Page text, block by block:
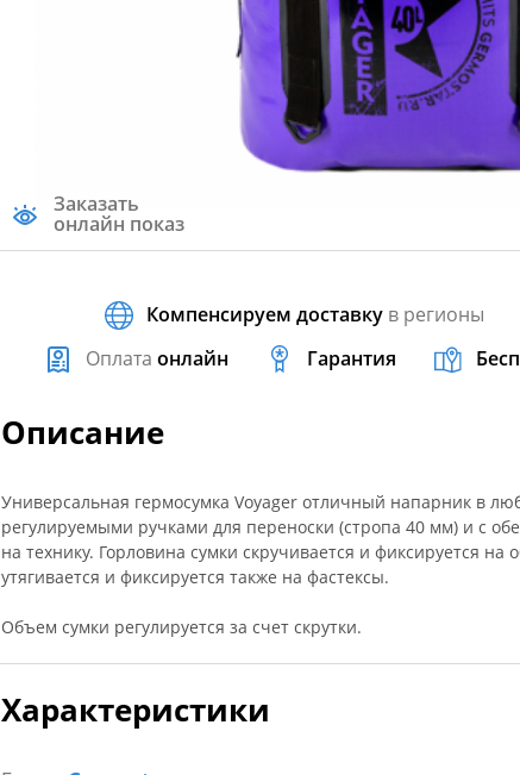
Заказать
онлайн показ
Компенсируем доставку в регионы
Оплата онлайн Гарантия
Описание
Универсальная гермосумка Voyager отличный напарник в
регулируемыми ручками для переноски (стропа 40 мм) и с
на технику. Горловина сумки скручивается и фиксируется на
утягивается и фиксируется также на фастексы.
Объем сумки регулируется за счет скрутки.
Характеристики